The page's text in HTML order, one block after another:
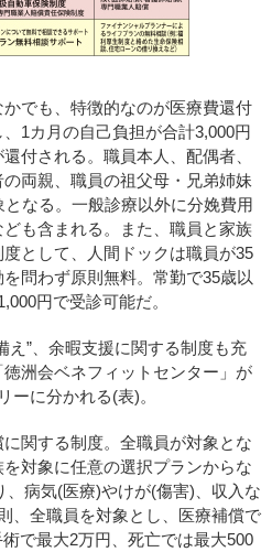
でも、特徴的なのが医療費還付
1カ月の自己負担が合計3,000円
付される。職員本人、配偶者、
両親、職員の祖父母・兄弟姉妹
なる。一般診療以外に分娩費用
も含まれる。また、職員と家族
として、人間ドックは職員が35
問わず原則無料。常勤で35歳以
円で受診可能だ。
え”、余暇支援に関する制度も充
洲会ベネフィットセンター」が
ーに分かれる(表)。
に関する制度。全職員が対象とな
対象に任意の選択プランからな
、病気(医療)やけが(傷害)、収入な
、全職員を対象とし、医療補償で
で最大2万円、死亡では最大500